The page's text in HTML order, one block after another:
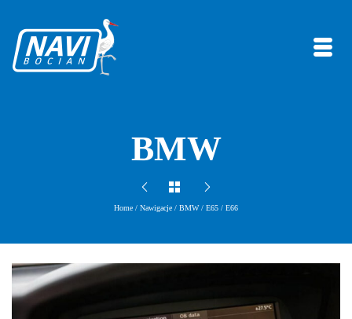
BMW
Home / Nawigacje / BMW / E65 / E66